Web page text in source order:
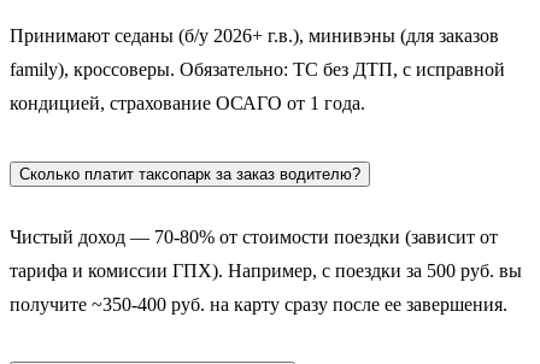
Принимают седаны (б/у 2026+ г.в.), минивэны (для заказов
family), кроссоверы. Обязательно: ТС без ДТП, с исправной
кондицией, страхование ОСАГО от 1 года.
Сколько платит таксопарк за заказ водителю?
Чистый доход — 70-80% от стоимости поездки (зависит от
тарифа и комиссии ГПХ). Например, с поездки за 500 руб. вы
получите ~350-400 руб. на карту сразу после ее завершения.